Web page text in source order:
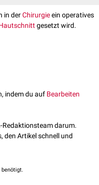
in derChirurgieein operatives
gesetzt wird.
indem du auf Bearbeiten
Redaktionsteam darum.
den Artikel schnell und
benötigt.